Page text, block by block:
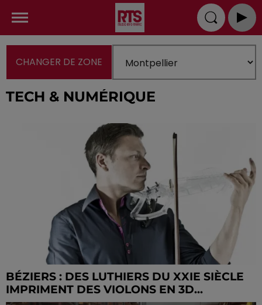
CHANGER DE ZONE
TECH & NUMÉRIQUE
BÉZIERS : DES LUTHIERS DU XXIE SIÈCLE
IMPRIMENT DES VIOLONS EN 3D...